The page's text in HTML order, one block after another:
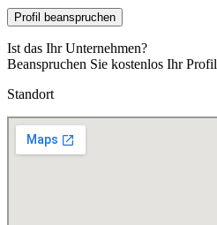
Profil beanspruchen
Ist das Ihr Unternehmen?
Beanspruchen Sie kostenlos Ihr Profil
Standort